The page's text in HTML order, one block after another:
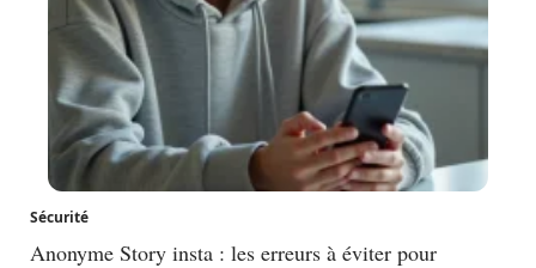
Sécurité
Anonyme Story insta : les erreurs à éviter pour